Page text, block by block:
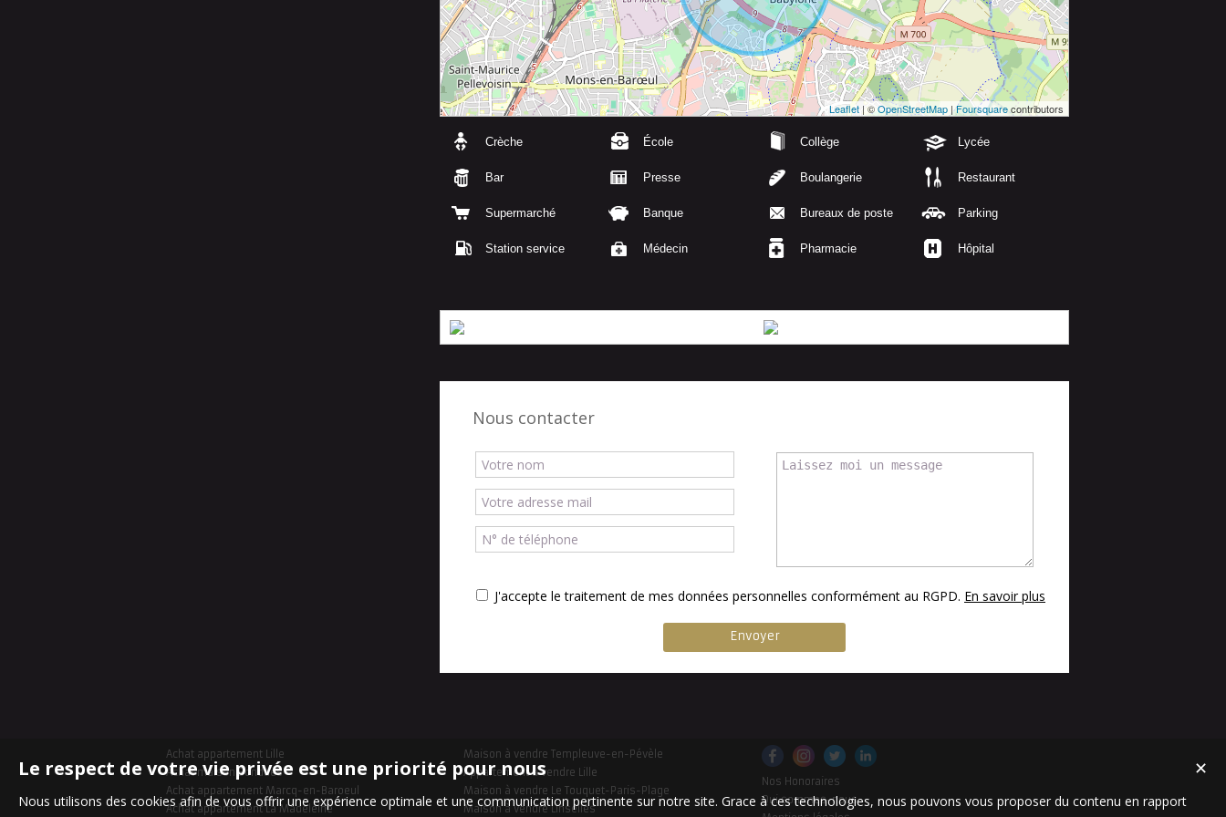
Leaflet| ©OpenStreetMap |Foursquarecontributors
Crèche École Collège Lycée
Bar Presse Boulangerie Restaurant
Supermarché Banque Bureaux de poste Parking
Station service Médecin Pharmacie Hôpital
Nous contacter
J'accepte le traitement de mes données personnelles conformément au RGPD. En savoir plus
Achat appartement Lille
Achat maison Bondues
Achat appartement Marcq-en-Baroeul
Achat appartement La Madeleine
Maison à vendre Templeuve-en-Pévèle
Appartement à vendre Lille
Maison à vendre Le Touquet-Paris-Plage
Maison à vendre Linselles
Nos Honoraires
Qui sommes-nous
✕
Le respect de votre vie privée est une priorité pour nous
Nous utilisons des cookies afin de vous offrir une expérience optimale et une communication pertinente sur notre site. Grace à ces technologies, nous pouvons vous proposer du contenu en rapport